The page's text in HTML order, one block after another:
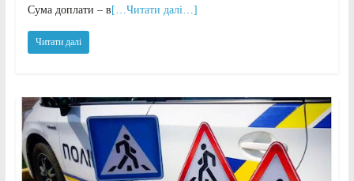
Сума доплати – в […Читати далі…]
Читати далі